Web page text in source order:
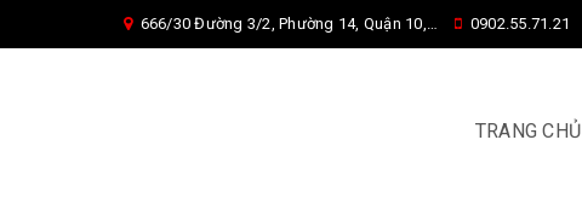
666/30 Đường 3/2, Phường 14, Quận 10, Tp. HCM 0902.55.71.21
TRANG CHỦ